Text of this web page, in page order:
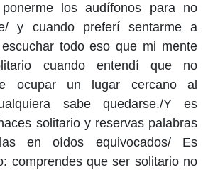
los audífonos para no
y cuando preferí sentarme a
todo eso que mi mente
cuando entendí que no
ocupar un lugar cercano al
sabe quedarse./Y es
solitario y reservas palabras
en oídos equivocados/ Es
comprendes que ser solitario no